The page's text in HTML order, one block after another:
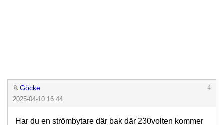
Göcke
4
2025-04-10 16:44
Har du en strömbytare där bak där 230volten kommer